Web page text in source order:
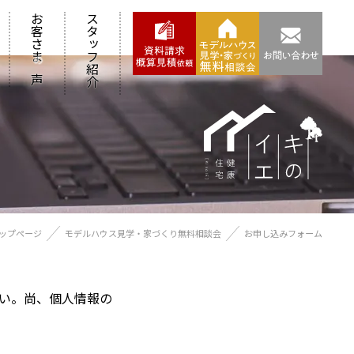
お客さま
の
声 スタッフ紹介
プページ モデルハウス見学・家づくり無料相談会 お申し込みフォーム
。尚、個人情報の